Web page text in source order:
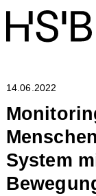
14.06.2022
System